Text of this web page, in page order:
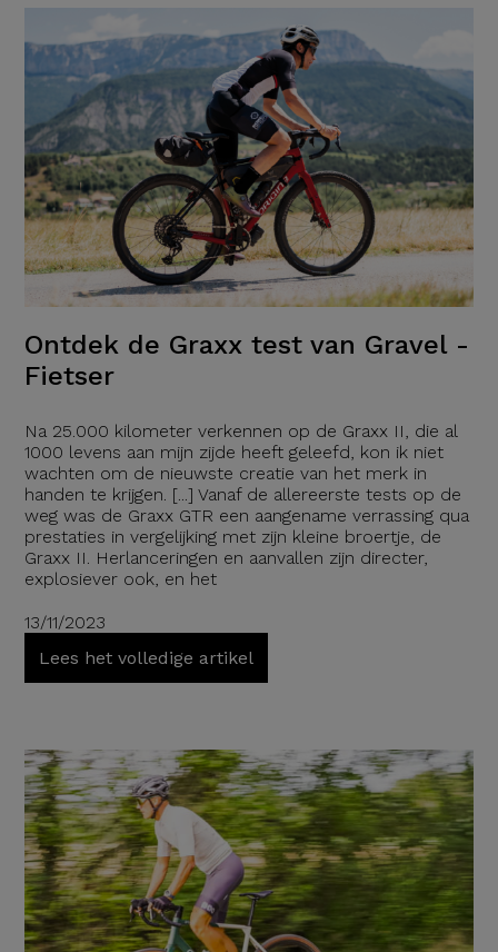
Ontdek de Graxx test van Gravel -
Fietser
Na 25.000 kilometer verkennen op de Graxx II, die al
1000 levens aan mijn zijde heeft geleefd, kon ik niet
wachten om de nieuwste creatie van het merk in
handen te krijgen. [...] Vanaf de allereerste tests op de
weg was de Graxx GTR een aangename verrassing qua
prestaties in vergelijking met zijn kleine broertje, de
Graxx II. Herlanceringen en aanvallen zijn directer,
explosiever ook, en het
13/11/2023
Lees het volledige artikel